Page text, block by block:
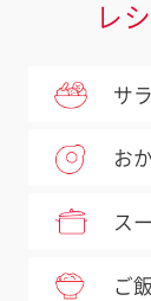
レ
サ
お
ス
ご